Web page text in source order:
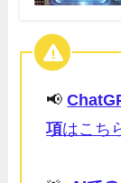
📢
項はこち